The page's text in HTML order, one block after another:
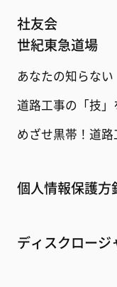
社友会
世紀東急道場
あなたの知らない
道路工事の「技」
めざせ黒帯！道
個人情報保護方
ディスクロージ